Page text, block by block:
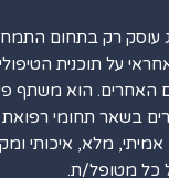
עוסק רק בתחום
על תוכנית
האחרים. הוא משתף
בשאר תחומי רפואת
מלא, איכותי
כל מטופל/ת.